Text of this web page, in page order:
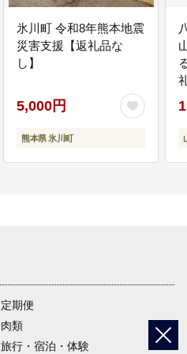
氷川町 令和8年熊本地震
災害支援【返礼品な
し】
5,000円
熊本県 氷川町
定期便
肉類
旅行・宿泊・体験